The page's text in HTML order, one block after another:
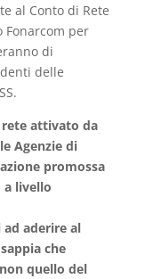
al Conto di Rete
Fonarcom per
di
delle
attivato da
Agenzie di
promossa
a livello
aderire al
che
quello del